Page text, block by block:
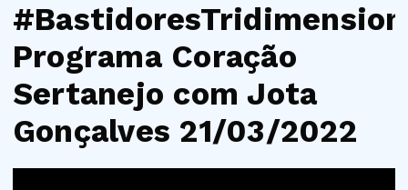
Programa Coração
Sertanejo com Jota
Gonçalves 21/03/2022